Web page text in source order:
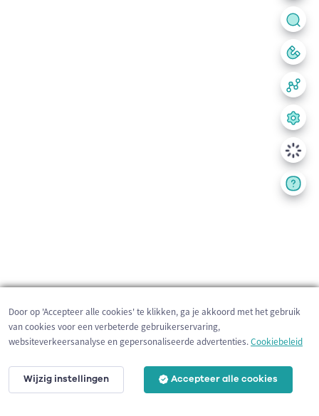
200 m
Door op 'Accepteer alle cookies' te klikken, ga je akkoord met het gebruik
van cookies voor een verbeterde gebruikerservaring,
websiteverkeersanalyse en gepersonaliseerde advertenties.Cookiebeleid
Wijzig instellingen Accepteer alle cookies